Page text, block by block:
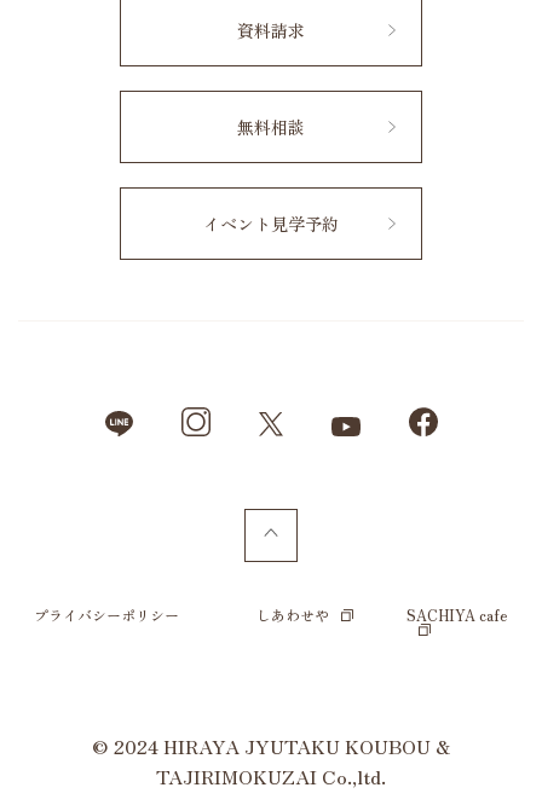
資料請求
無料相談
イベント見学予約
プライバシーポリシー しあわせや SACHIYA cafe
© 2024 HIRAYA JYUTAKU KOUBOU &
TAJIRIMOKUZAI Co.,ltd.